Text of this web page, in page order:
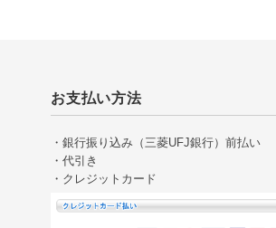
お支払い方法
・銀行振り込み（三菱UFJ銀行）前払い
・代引き
・クレジットカード